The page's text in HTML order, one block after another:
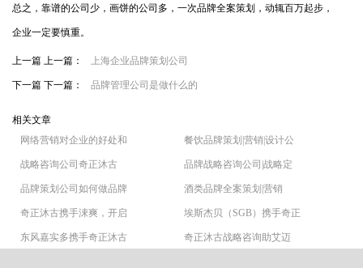
总之，靠谱的公司少，画饼的公司多，一次品牌全案策划，动辄百万起步，
企业一定要慎重。
上一篇 上一篇： 上海企业品牌策划公司
下一篇 下一篇： 品牌管理公司是做什么的
相关文章
网络营销对企业的好处和
餐饮品牌策划|营销|设计公
战略咨询公司奇正沐古 品牌战略咨询公司|战略定
品牌策划公司如何做品牌 酒类品牌全案策划|营销
奇正沐古携手涑爽，开启 埃斯杰贝（SGB）携手奇正
东风嘉实多携手奇正沐古 奇正沐古战略咨询助艾迈